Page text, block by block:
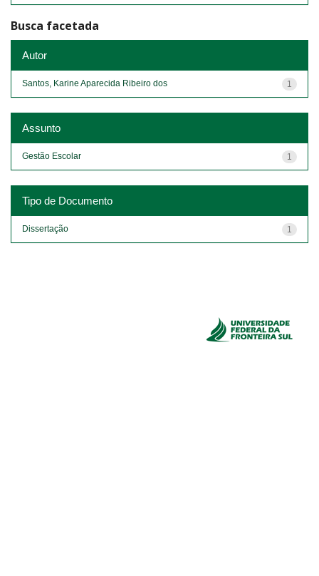
Busca facetada
Autor
1
Santos, Karine Aparecida Ribeiro dos
Assunto
1
Gestão Escolar
Tipo de Documento
1
Dissertação